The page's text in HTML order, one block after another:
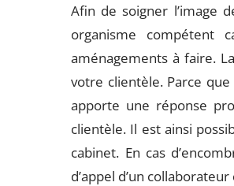
Afin de soigner l’image
organisme compétent
aménagements à faire.
votre clientèle. Parce
apporte une réponse
clientèle. Il est ainsi
cabinet. En cas
d’appel d’un